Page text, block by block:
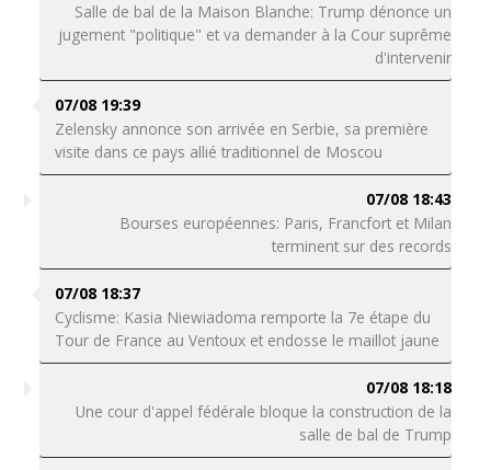
Salle de bal de la Maison Blanche: Trump dénonce un
jugement "politique" et va demander à la Cour suprême
d'intervenir
07/08 19:39
Zelensky annonce son arrivée en Serbie, sa première
visite dans ce pays allié traditionnel de Moscou
07/08 18:43
Bourses européennes: Paris, Francfort et Milan
terminent sur des records
07/08 18:37
Cyclisme: Kasia Niewiadoma remporte la 7e étape du
Tour de France au Ventoux et endosse le maillot jaune
07/08 18:18
Une cour d'appel fédérale bloque la construction de la
salle de bal de Trump